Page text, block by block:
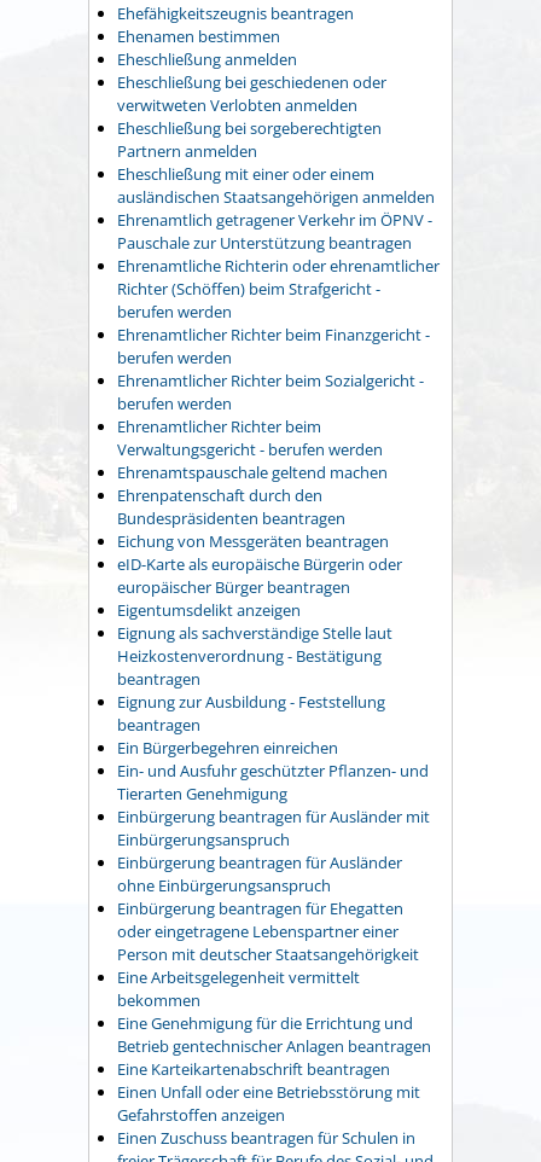
Ehefähigkeitszeugnis beantragen
Ehenamen bestimmen
Eheschließung anmelden
Eheschließung bei geschiedenen oder
verwitweten Verlobten anmelden
Eheschließung bei sorgeberechtigten
Partnern anmelden
Eheschließung mit einer oder einem
ausländischen Staatsangehörigen anmelden
Ehrenamtlich getragener Verkehr im ÖPNV -
Pauschale zur Unterstützung beantragen
Ehrenamtliche Richterin oder ehrenamtlicher
Richter (Schöffen) beim Strafgericht -
berufen werden
Ehrenamtlicher Richter beim Finanzgericht -
berufen werden
Ehrenamtlicher Richter beim Sozialgericht -
berufen werden
Ehrenamtlicher Richter beim
Verwaltungsgericht - berufen werden
Ehrenamtspauschale geltend machen
Ehrenpatenschaft durch den
Bundespräsidenten beantragen
Eichung von Messgeräten beantragen
eID-Karte als europäische Bürgerin oder
europäischer Bürger beantragen
Eigentumsdelikt anzeigen
Eignung als sachverständige Stelle laut
Heizkostenverordnung - Bestätigung
beantragen
Eignung zur Ausbildung - Feststellung
beantragen
Ein Bürgerbegehren einreichen
Ein- und Ausfuhr geschützter Pflanzen- und
Tierarten Genehmigung
Einbürgerung beantragen für Ausländer mit
Einbürgerungsanspruch
Einbürgerung beantragen für Ausländer
ohne Einbürgerungsanspruch
Einbürgerung beantragen für Ehegatten
oder eingetragene Lebenspartner einer
Person mit deutscher Staatsangehörigkeit
Eine Arbeitsgelegenheit vermittelt
bekommen
Eine Genehmigung für die Errichtung und
Betrieb gentechnischer Anlagen beantragen
Eine Karteikartenabschrift beantragen
Einen Unfall oder eine Betriebsstörung mit
Gefahrstoffen anzeigen
Einen Zuschuss beantragen für Schulen in